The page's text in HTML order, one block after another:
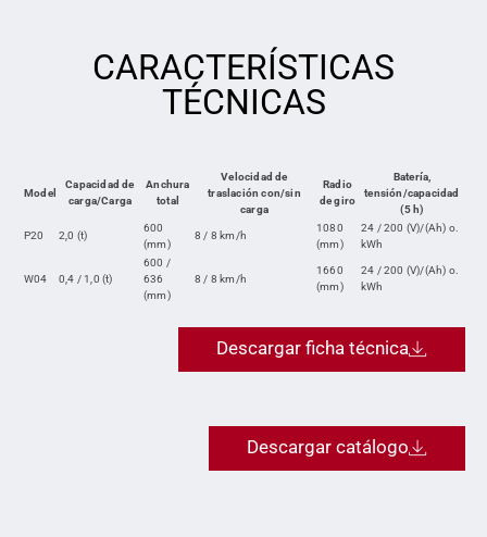
CARACTERÍSTICAS
TÉCNICAS
Model
Capacidad de
carga/Carga
Anchura
total
Velocidad de
traslación con/sin
carga
Radio
de giro
Batería,
tensión/capacidad
(5 h)
P20 2,0 (t)
600
(mm)
8 / 8 km/h
1080
(mm)
24 / 200 (V)/(Ah) o.
kWh
W04 0,4 / 1,0 (t)
600 /
636
(mm)
8 / 8 km/h
1660
(mm)
24 / 200 (V)/(Ah) o.
kWh
Descargar ficha técnica
Descargar catálogo